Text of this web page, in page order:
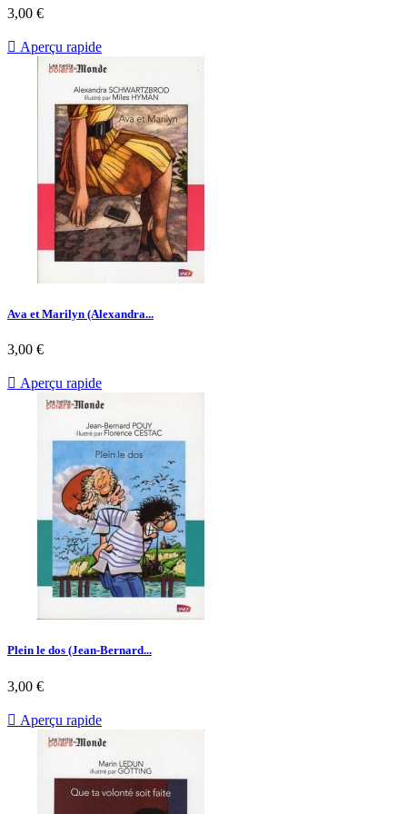
Prix
3,00 €
 Aperçu rapide
Ava et Marilyn (Alexandra...
Prix
3,00 €
 Aperçu rapide
Plein le dos (Jean-Bernard...
Prix
3,00 €
 Aperçu rapide